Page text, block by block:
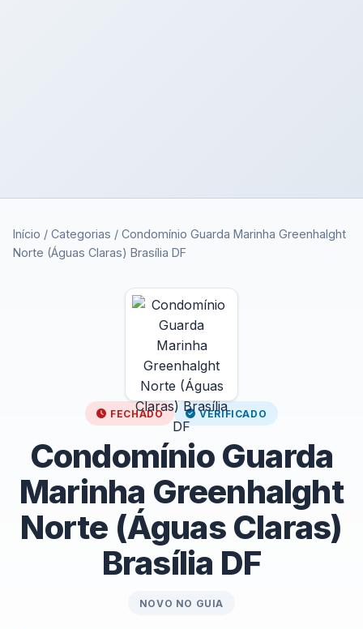
Início / Categorias / Condomínio Guarda Marinha Greenhalght
Norte (Águas Claras) Brasília DF
FECHADO VERIFICADO
Condomínio Guarda
Marinha Greenhalght
Norte (Águas Claras)
Brasília DF
NOVO NO GUIA